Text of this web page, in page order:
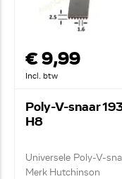
€ 9,99
Incl. btw
Poly-V-snaar
H8
Universele Poly-V-
Merk Hutchinson